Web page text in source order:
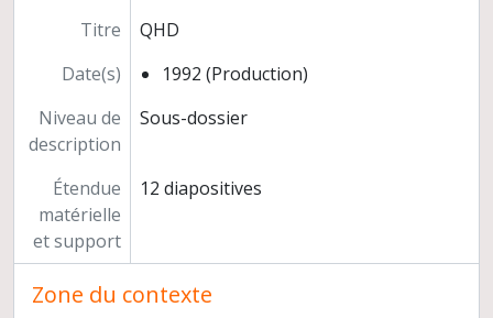
Photographies numériques
Programmes de recherche
Préparation de publications
Congrès, séminaires, conférences
Participation à l'exposition "Ancient Rome and India" (Inde)
Enseignement et formation
Participation à des instances décisionnelles ou consultatives
Activités d'expertise
Carrière
Titre
QHD
Date(s)
1992 (Production)
Niveau de
description
Sous-dossier
Étendue
matérielle
et support
12 diapositives
Zone du contexte